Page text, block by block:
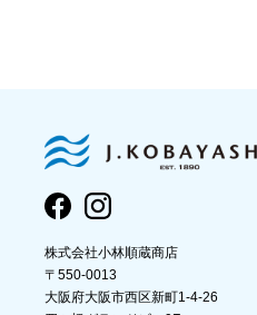
株式会社小林順蔵商店
〒550-0013
大阪府大阪市西区新町1-4-26